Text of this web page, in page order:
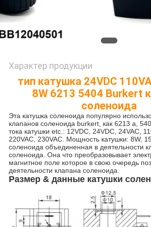
Характер продукции
тип катушка 24VDC
8W 6213 5404 Burkert
соленоида
Эта катушка соленоида популярно
клапанов соленоида burkert, как 6213 a,
тока катушки etc.: 12VDC, 24VDC, 24VAC,
220VAC, 230VAC. Мощность катушки: 8W,
соленоида объединенная в деятельности
соленоида. Она что преобразовывает
магнитное поле которое в свою очередь
деятельности клапана соленоида.
Размер & данные катушки